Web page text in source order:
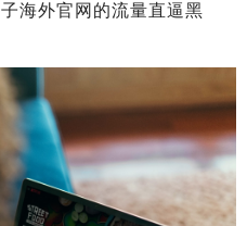
海外官网的流量直逼黑